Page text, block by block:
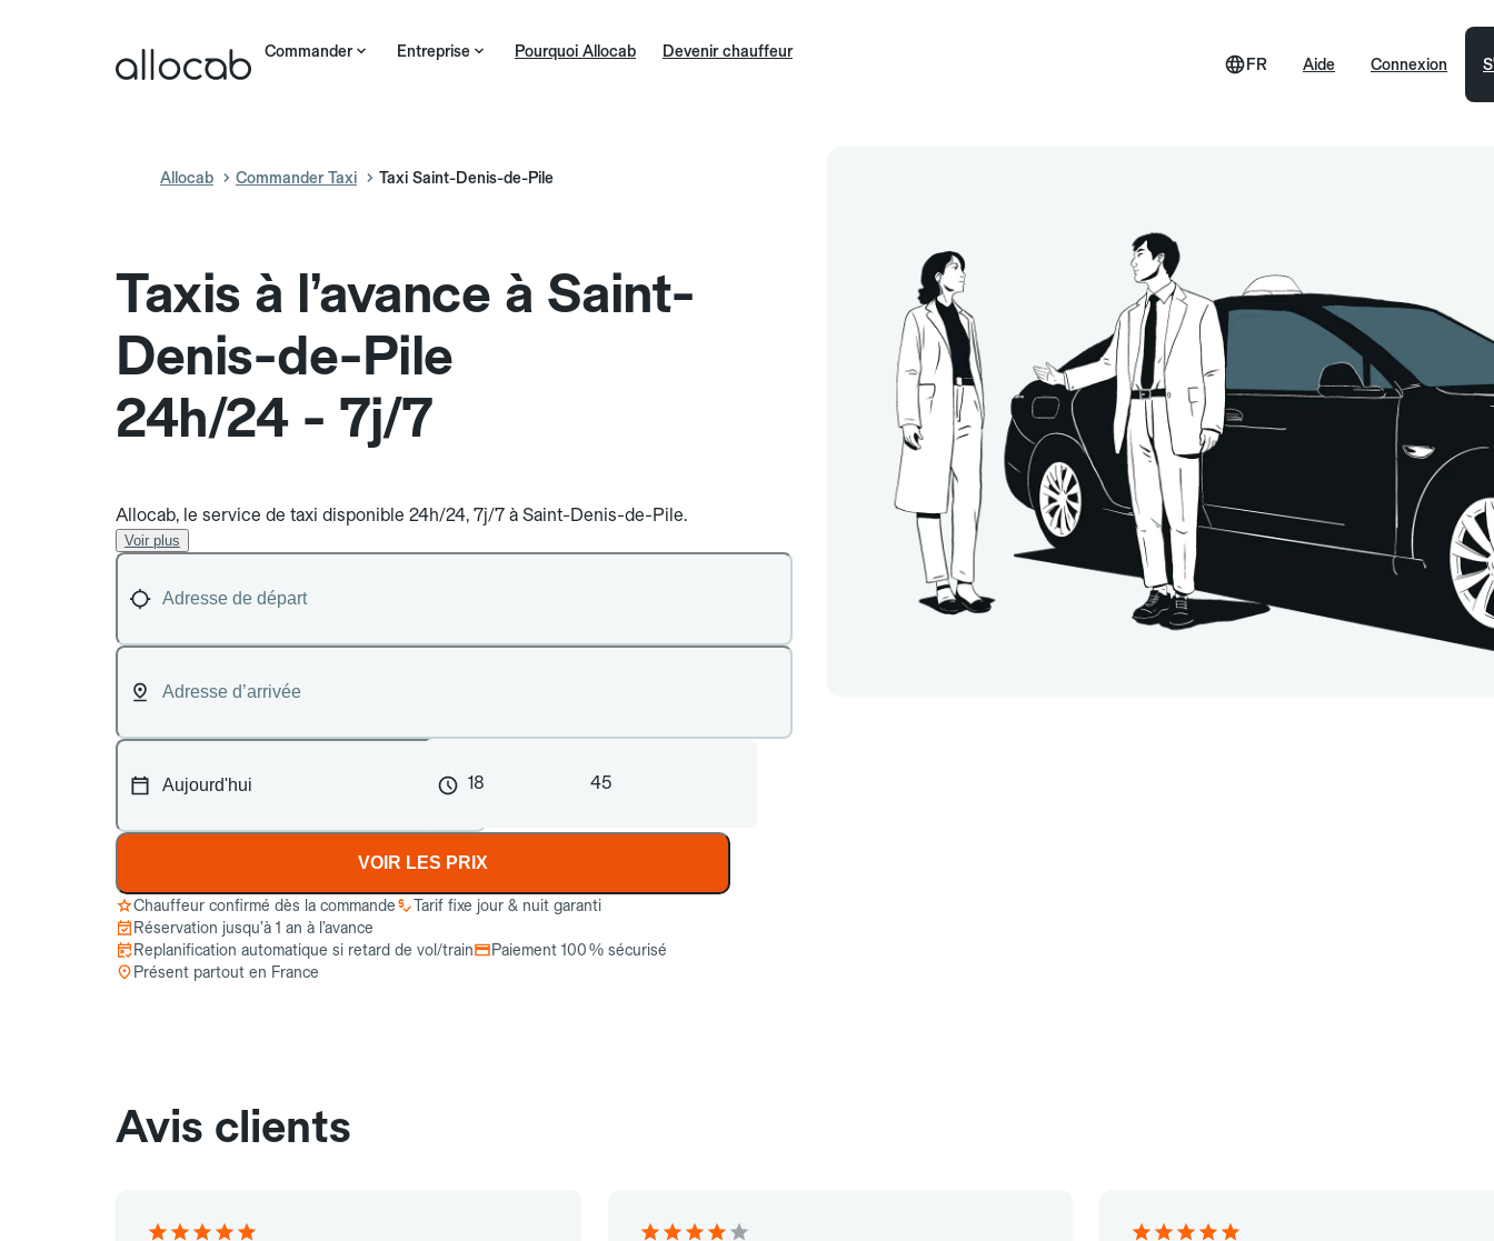
Commander Entreprise Pourquoi Allocab Devenir chauffeur
Aide
FR Connexion
Allocab Commander Taxi Taxi Saint-Denis-de-Pile
Taxis à l’avance à Saint-
Denis-de-Pile
24h/24 - 7j/7
Allocab, le service de taxi disponible 24h/24, 7j/7 à Saint-Denis-de-Pile.
Voir plus
18 45
VOIR LES PRIX
Chauffeur confirmé dès la commande
Tarif fixe jour & nuit garanti
Réservation jusqu’à 1 an à l’avance
Replanification automatique si retard de vol/train
Paiement 100 % sécurisé
Présent partout en France
Avis clients